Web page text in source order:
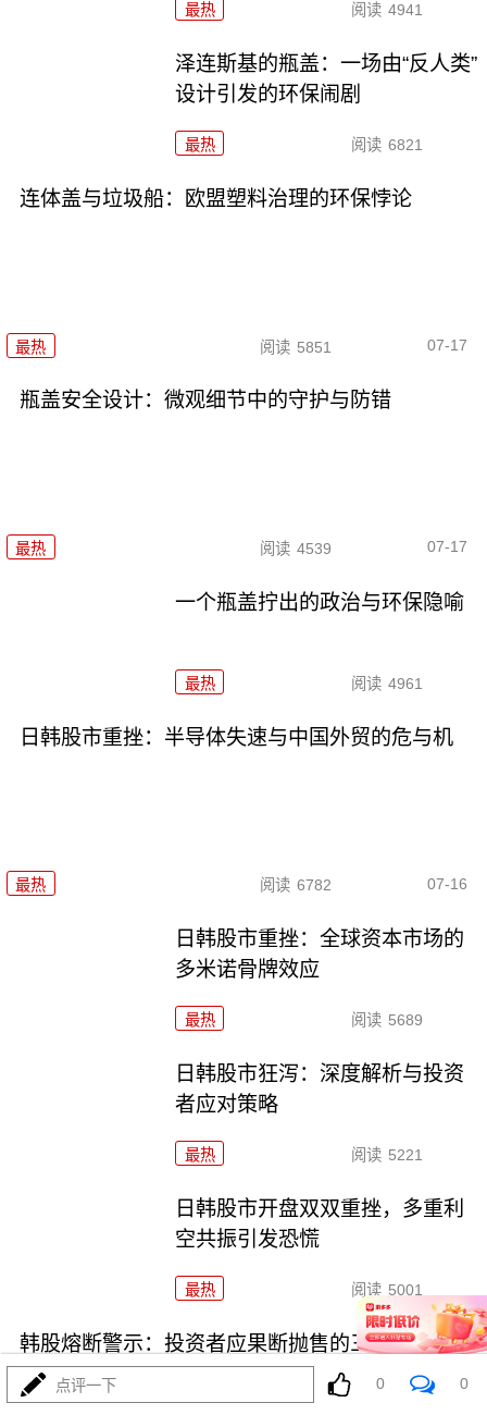
最热 阅读 4941
泽连斯基的瓶盖：一场由“反人类”
设计引发的环保闹剧
最热 阅读 6821
连体盖与垃圾船：欧盟塑料治理的环保悖论
最热 阅读 5851 07-17
瓶盖安全设计：微观细节中的守护与防错
最热 阅读 4539 07-17
一个瓶盖拧出的政治与环保隐喻
最热 阅读 4961
日韩股市重挫：半导体失速与中国外贸的危与机
最热 阅读 6782 07-16
日韩股市重挫：全球资本市场的
多米诺骨牌效应
最热 阅读 5689
日韩股市狂泻：深度解析与投资
者应对策略
最热 阅读 5221
日韩股市开盘双双重挫，多重利
空共振引发恐慌
最热 阅读 5001
韩股熔断警示：投资者应果断抛售的三类高危资产
点评一下 0 0